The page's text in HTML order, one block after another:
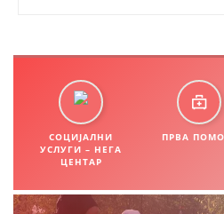
ЗАКОН ЗА
СТАТУТ НА
СОЦИЈАЛНИ
УСЛУГИ – НЕГА
ЦЕНТАР
ПРВА